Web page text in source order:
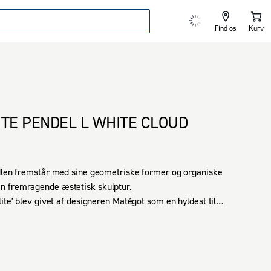
Find os Kurv
PENDEL L WHITE CLOUD
fremstår med sine geometriske former og organiske
fremragende æstetisk skulptur.
blev givet af designeren Matégot som en hyldest til
udvikling i Frankrig i årene efter anden